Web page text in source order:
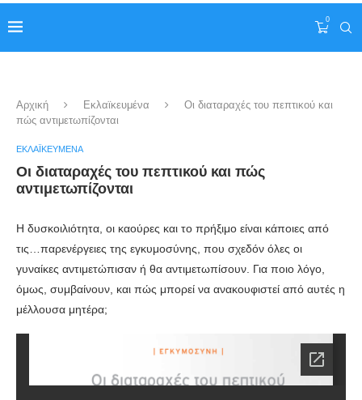
0
Αρχική Εκλαϊκευμένα
Οι διαταραχές του πεπτικού και
πώς αντιμετωπίζονται
ΕΚΛΑΪΚΕΥΜΈΝΑ
Οι διαταραχές του πεπτικού και πώς
αντιμετωπίζονται
Η δυσκοιλιότητα, οι καούρες και το πρήξιμο είναι κάποιες από
τις…παρενέργειες της εγκυμοσύνης, που σχεδόν όλες οι
γυναίκες αντιμετώπισαν ή θα αντιμετωπίσουν. Για ποιο λόγο,
όμως, συμβαίνουν, και πώς μπορεί να ανακουφιστεί από αυτές η
μέλλουσα μητέρα;